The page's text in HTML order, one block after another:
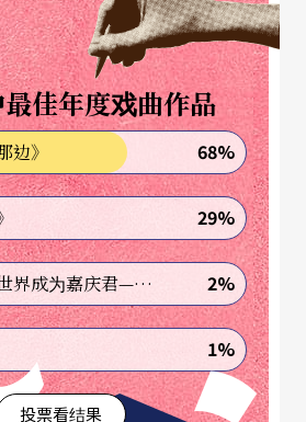
两倍的价钱。」 这种不易搬运
，承载了日本音乐上千年的声
乐的源头——中国文化的输入。
（西元6到8世纪）起，包括新
邑等地的乐舞便已传入日本。
键。西元701年雅乐寮（歌舞
当时的「国际音乐大学」，女
他强调，雅乐琵琶能够千年形
今，在世界范围内极为罕见。
佳年度戏曲作品
边》 68%
29%
《转生到异世界成为嘉庆君—发现我的祖先是诈骗集团!?》 2%
1%
投票看结果